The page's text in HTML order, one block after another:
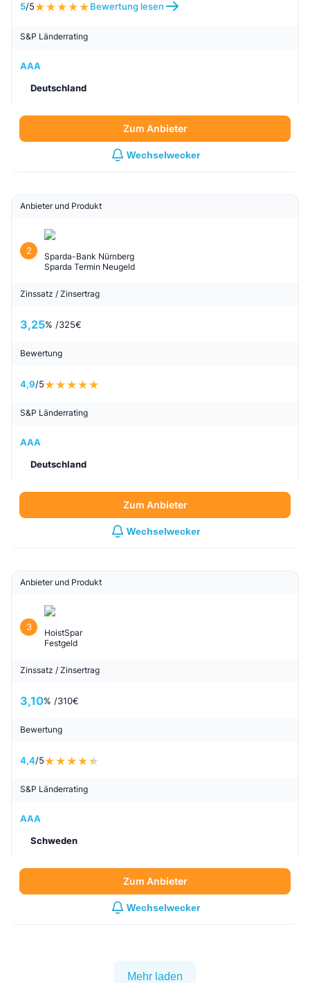
5/5 Bewertung lesen
S&P Länderrating
AAA
Deutschland
Zum Anbieter
Wechselwecker
Anbieter und Produkt
2
Sparda-Bank Nürnberg
Sparda Termin Neugeld
Zinssatz / Zinsertrag
3,25% /325€
Bewertung
4,9/5
S&P Länderrating
AAA
Deutschland
Zum Anbieter
Wechselwecker
Anbieter und Produkt
3
HoistSpar
Festgeld
Zinssatz / Zinsertrag
3,10% /310€
Bewertung
4,4/5
S&P Länderrating
AAA
Schweden
Zum Anbieter
Wechselwecker
Mehr laden